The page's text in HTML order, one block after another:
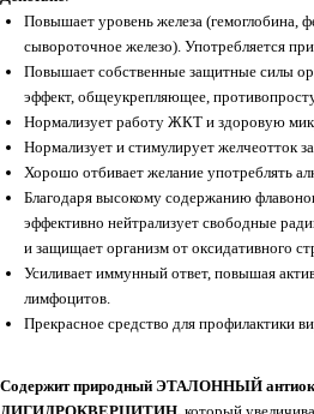
Повышает уровень железа (гемоглобина,
сывороточное железо). Употребляется
Повышает собственные защитные силы
эффект, общеукрепляющее,
Нормализует работу ЖКТ и здоровую
Нормализует и стимулирует желчеотток
Хорошо отбивает желание употреблять
Благодаря высокому содержанию
эффективно нейтрализует свободные
и защищает организм от оксидативного
Усиливает иммунный ответ, повышая
лимфоцитов.
Прекрасное средство для профилактики
Содержит природный ЭТАЛОННЫЙ